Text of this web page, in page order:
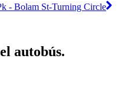
- Bolam St-Turning Circle
autobús.